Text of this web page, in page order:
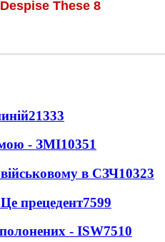
21333
- ЗМІ10351
в СЗЧ10323
прецедент7599
- ISW7510